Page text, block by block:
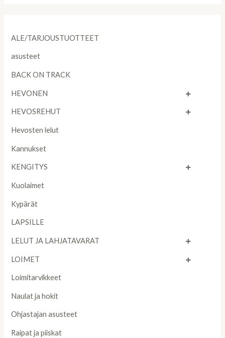
ALE/TARJOUSTUOTTEET
asusteet
BACK ON TRACK
HEVONEN
HEVOSREHUT
Hevosten lelut
Kannukset
KENGITYS
Kuolaimet
Kypärät
LAPSILLE
LELUT JA LAHJATAVARAT
LOIMET
Loimitarvikkeet
Naulat ja hokit
Ohjastajan asusteet
Raipat ja piiskat